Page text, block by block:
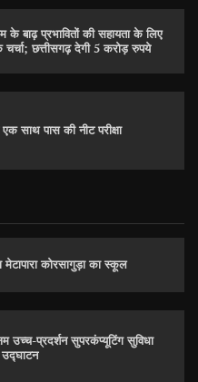
बाढ़ प्रभावितों की सहायता के लिए
छत्तीसगढ़ देगी 5 करोड़ रुपये
साथ पास की नीट परीक्षा
मेटापारा कोरसागुड़ा का स्कूल
उच्च-प्रदर्शन सुपरकंप्यूटिंग सुविधा
उद्घाटन